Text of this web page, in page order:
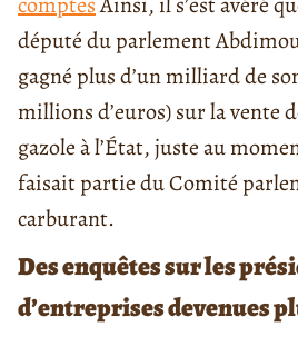
député du parlement
gagné plus d’un milliard de
millions d’euros) sur la vente
gazole à l’État, juste au
faisait partie du Comité
carburant.
Des enquêtes sur les
d’entreprises devenues